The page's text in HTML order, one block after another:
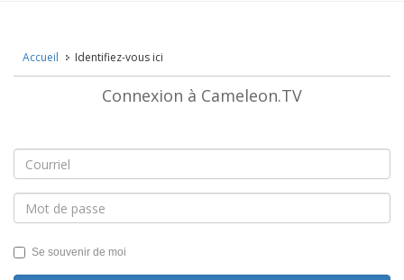
Accueil Identifiez-vous ici
Connexion à Cameleon.TV
Se souvenir de moi